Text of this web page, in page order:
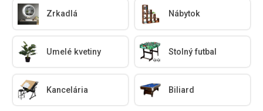
Zrkadlá Nábytok
Umelé kvetiny Stolný futbal
Kancelária Biliard